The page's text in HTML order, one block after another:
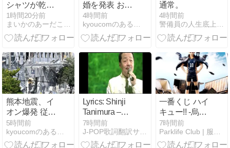
シャツが乾く
まで」蒼井優
の長回しワン
カット電話７
1時間20分前
まいかのあーだこーだ
婚を発表 お相
手は妊娠「二
人の間に新し
い命を授かっ
4時間前
kyoucomのあることないこと
通常。
4時間前
警備員の人生底上げブログ「ウントコショ」
熊本地震、イ
オン爆発 従業
員の避難誘導
で社内規定に
抵触か
5時間前
Lyrics: Shinji
Tanimura –
Santo
Monogatari
(Tale of Three
7時間前
一番くじ ハイ
キュー!! -烏野
の未来-、8/15
発売｜日向・
影山フィギュ
7時間前